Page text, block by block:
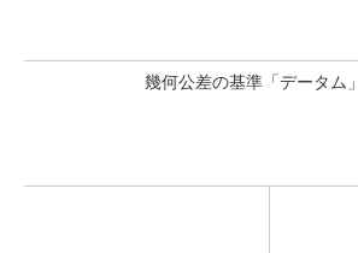
幾何公差の基準「データム